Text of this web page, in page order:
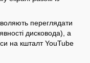
переглядати
дисковода), а
на кшталт YouTube